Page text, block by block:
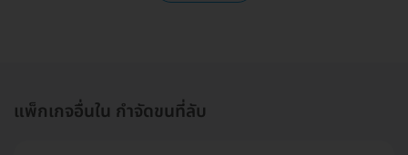
แพ็กเกจอื่นใน กำจัดขนที่ลับ